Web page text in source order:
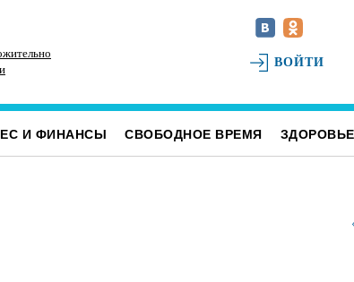
Наше наследие: история первых «небоскрёбов»
ВОЙТИ
И ФИНАНСЫ СВОБОДНОЕ ВРЕМЯ ЗДОРОВЬЕ